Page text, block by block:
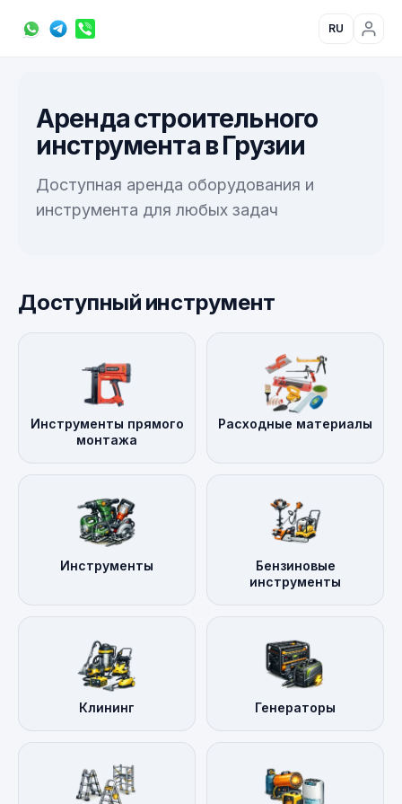
RU
Аренда строительного
инструмента в Грузии
Доступная аренда оборудования и
инструмента для любых задач
Доступный инструмент
Инструменты прямого
монтажа
Расходные материалы
Инструменты
Бензиновые
инструменты
Клининг Генераторы